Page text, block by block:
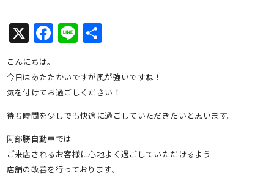
X Facebook
Line共
こんにちは。
今日はあたたかいですが風が強いですね！
気を付けてお過ごしください！
待ち時間を少しでも快適に過ごしていただきたいと思います。
阿部勝自動車では
ご来店されるお客様に心地よく過ごしていただけるよう
店舗の改善を行っております。